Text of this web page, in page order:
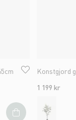
1 199 kr